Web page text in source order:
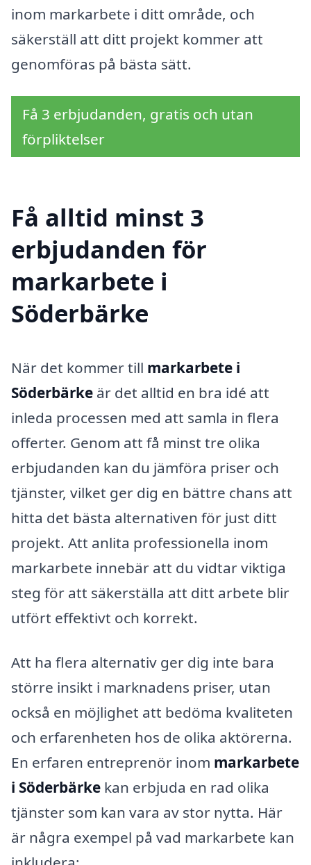
inom markarbete i ditt område, och
säkerställ att ditt projekt kommer att
genomföras på bästa sätt.
Få 3 erbjudanden, gratis och utan
förpliktelser
Få alltid minst 3
erbjudanden för
markarbete i
Söderbärke
När det kommer till markarbete i
Söderbärke är det alltid en bra idé att
inleda processen med att samla in flera
offerter. Genom att få minst tre olika
erbjudanden kan du jämföra priser och
tjänster, vilket ger dig en bättre chans att
hitta det bästa alternativen för just ditt
projekt. Att anlita professionella inom
markarbete innebär att du vidtar viktiga
steg för att säkerställa att ditt arbete blir
utfört effektivt och korrekt.
Att ha flera alternativ ger dig inte bara
större insikt i marknadens priser, utan
också en möjlighet att bedöma kvaliteten
och erfarenheten hos de olika aktörerna.
En erfaren entreprenör inom markarbete
i Söderbärke kan erbjuda en rad olika
tjänster som kan vara av stor nytta. Här
är några exempel på vad markarbete kan